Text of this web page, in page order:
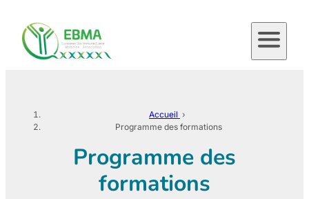
contenu
Accueil ›
Programme des formations
Programme des
formations